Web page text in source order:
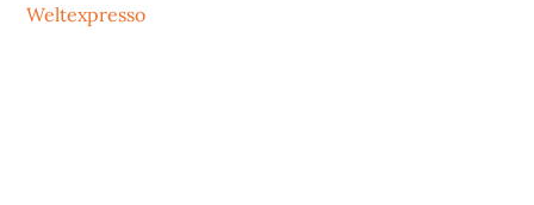
Weltexpresso